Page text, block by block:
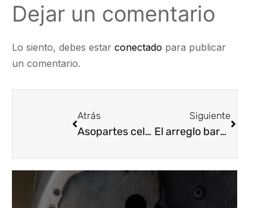
Dejar un comentario
Lo siento, debes estar conectado para publicar
un comentario.
Atrás
Asopartes celebra el Día de la Mujer
Siguiente
El arreglo barato sale caro